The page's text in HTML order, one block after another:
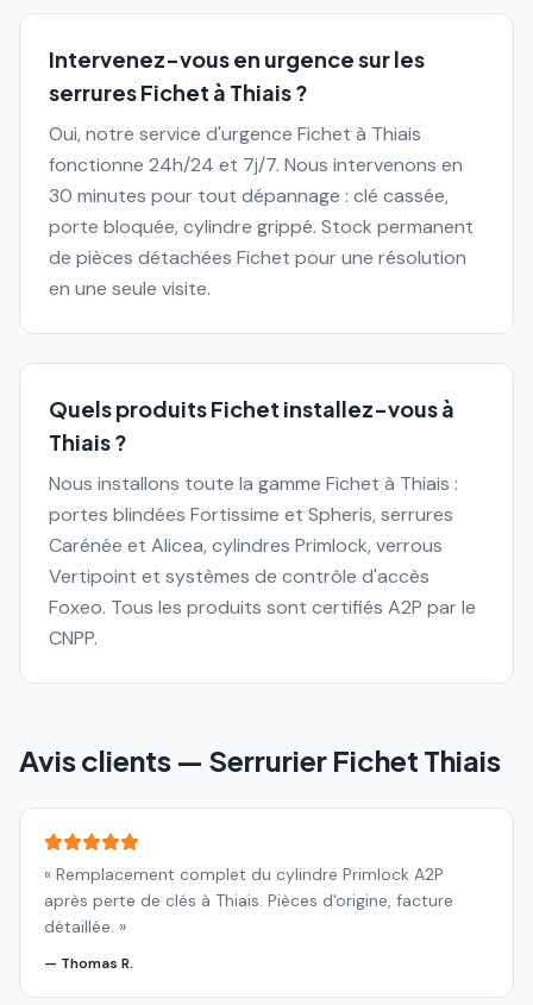
Intervenez-vous en urgence sur les
serrures Fichet à Thiais ?
Oui, notre service d'urgence Fichet à Thiais
fonctionne 24h/24 et 7j/7. Nous intervenons en
30 minutes pour tout dépannage : clé cassée,
porte bloquée, cylindre grippé. Stock permanent
de pièces détachées Fichet pour une résolution
en une seule visite.
Quels produits Fichet installez-vous à
Thiais ?
Nous installons toute la gamme Fichet à Thiais :
portes blindées Fortissime et Spheris, serrures
Carénée et Alicea, cylindres Primlock, verrous
Vertipoint et systèmes de contrôle d'accès
Foxeo. Tous les produits sont certifiés A2P par le
CNPP.
Avis clients — Serrurier Fichet Thiais
« Remplacement complet du cylindre Primlock A2P
après perte de clés à Thiais. Pièces d'origine, facture
détaillée. »
— Thomas R.